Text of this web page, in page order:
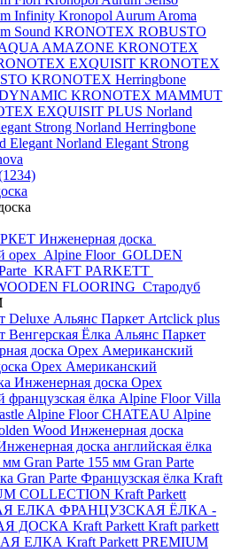
Infinity Kronopol Aurum Aroma
Sound KRONOTEX ROBUSTO
AMAZONE KRONOTEX
EXQUISIT KRONOTEX
KRONOTEX Herringbone
KRONOTEX MAMMUT
EXQUISIT PLUS Norland
Strong Norland Herringbone
Elegant Norland Elegant Strong
Инженерная доска
орех Alpine Floor GOLDEN
KRAFT PARKETT
FLOORING Стародуб
Deluxe Альянс Паркет Artclick plus
Венгерская Ёлка Альянс Паркет
доска Орех Американский
Орех Американский
Инженерная доска Орех
ёлка Alpine Floor Villa
Alpine Floor CHATEAU Alpine
Wood Инженерная доска
доска английская ёлка
мм Gran Parte 155 мм Gran Parte
Gran Parte Французская ёлка Kraft
COLLECTION Kraft Parkett
ЕЛКА ФРАНЦУЗСКАЯ ЁЛКА -
ДОСКА Kraft Parkett Kraft parkett
ЕЛКА Kraft Parkett PREMIUM